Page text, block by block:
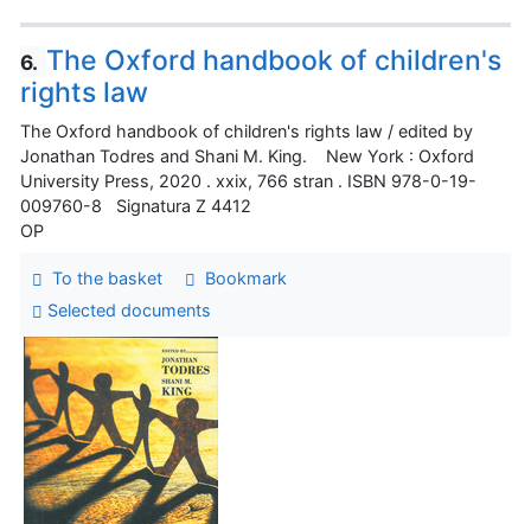
6. The Oxford handbook of children's
rights law
The Oxford handbook of children's rights law / edited by
Jonathan Todres and Shani M. King. New York : Oxford
University Press, 2020 . xxix, 766 stran . ISBN 978-0-19-
009760-8 Signatura Z 4412
OP
To the basket
Bookmark
Selected documents